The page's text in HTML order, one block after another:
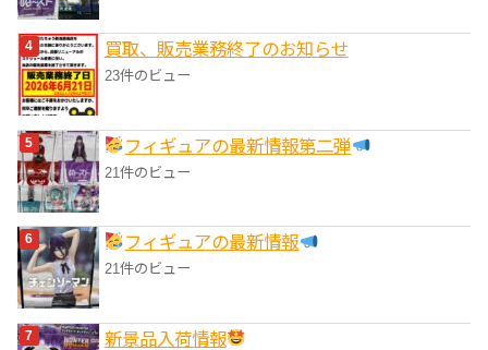
買取、販売業務終了のお知らせ
23件のビュー
フィギュアの最新情報第二弾
21件のビュー
フィギュアの最新情報
21件のビュー
‎新景品入荷情報